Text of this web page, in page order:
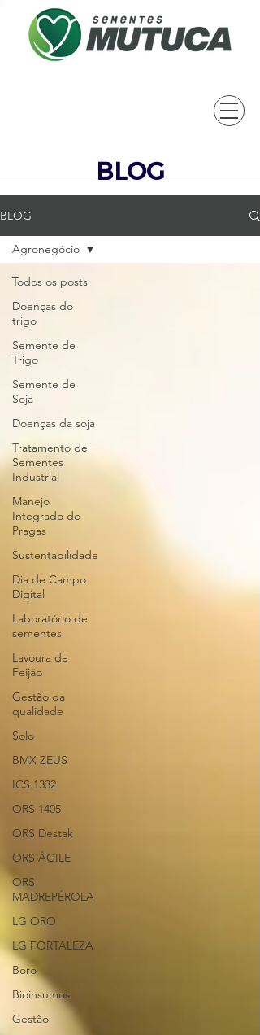
BLOG
BLOG
Todos os posts
Doenças do
trigo
Semente de
Trigo
Semente de
Soja
Doenças da soja
Tratamento de
Sementes
Industrial
Manejo
Integrado de
Pragas
Sustentabilidade
Dia de Campo
Digital
Laboratório de
sementes
Lavoura de
Feijão
Gestão da
qualidade
Solo
BMX ZEUS
ICS 1332
ORS 1405
ORS Destak
ORS ÁGILE
ORS
MADREPÉROLA
LG ORO
LG FORTALEZA
Boro
Bioinsumos
Gestão
Agronegócio